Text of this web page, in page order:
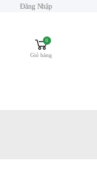
Đăng Nhập
0
Giỏ hàng